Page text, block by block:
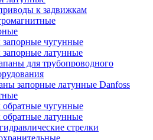
к задвижкам
чугунные
латунные
для трубопроводного
запорные латунные Danfoss
чугунные
латунные
стрелки